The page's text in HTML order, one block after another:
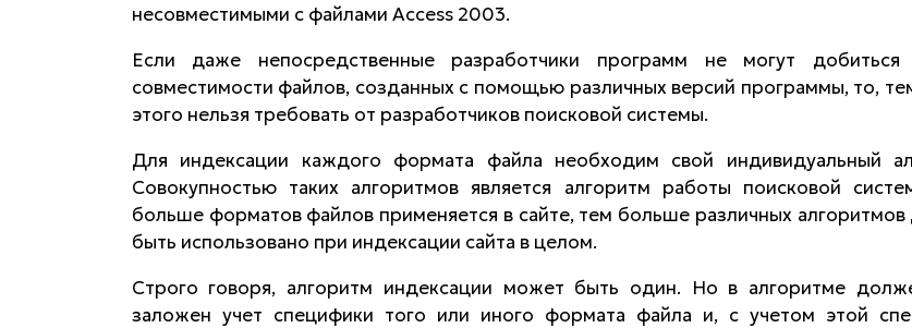
несовместимыми с файлами Access 2003.
Если даже непосредственные разработчики программ не могут добиться
совместимости файлов, созданных с помощью различных версий программы, то,
этого нельзя требовать от разработчиков поисковой системы.
Для индексации каждого формата файла необходим свой индивидуальный
Совокупностью таких алгоритмов является алгоритм работы поисковой
больше форматов файлов применяется в сайте, тем больше различных
быть использовано при индексации сайта в целом.
Строго говоря, алгоритм индексации может быть один. Но в алгоритме
заложен учет специфики того или иного формата файла и, с учетом этой